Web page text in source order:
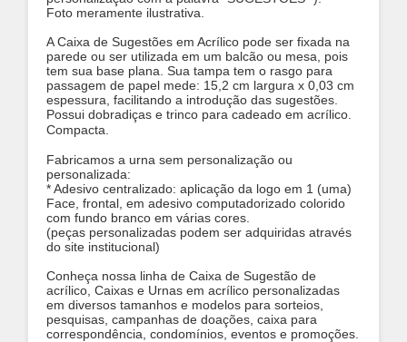
Foto meramente ilustrativa.
A Caixa de Sugestões em Acrílico pode ser fixada na
parede ou ser utilizada em um balcão ou mesa, pois
tem sua base plana. Sua tampa tem o rasgo para
passagem de papel mede: 15,2 cm largura x 0,03 cm
espessura, facilitando a introdução das sugestões.
Possui dobradiças e trinco para cadeado em acrílico.
Compacta.
Fabricamos a urna sem personalização ou
personalizada:
* Adesivo centralizado: aplicação da logo em 1 (uma)
Face, frontal, em adesivo computadorizado colorido
com fundo branco em várias cores.
(peças personalizadas podem ser adquiridas através
do site institucional)
Conheça nossa linha de Caixa de Sugestão de
acrílico, Caixas e Urnas em acrílico personalizadas
em diversos tamanhos e modelos para sorteios,
pesquisas, campanhas de doações, caixa para
correspondência, condomínios, eventos e promoções.